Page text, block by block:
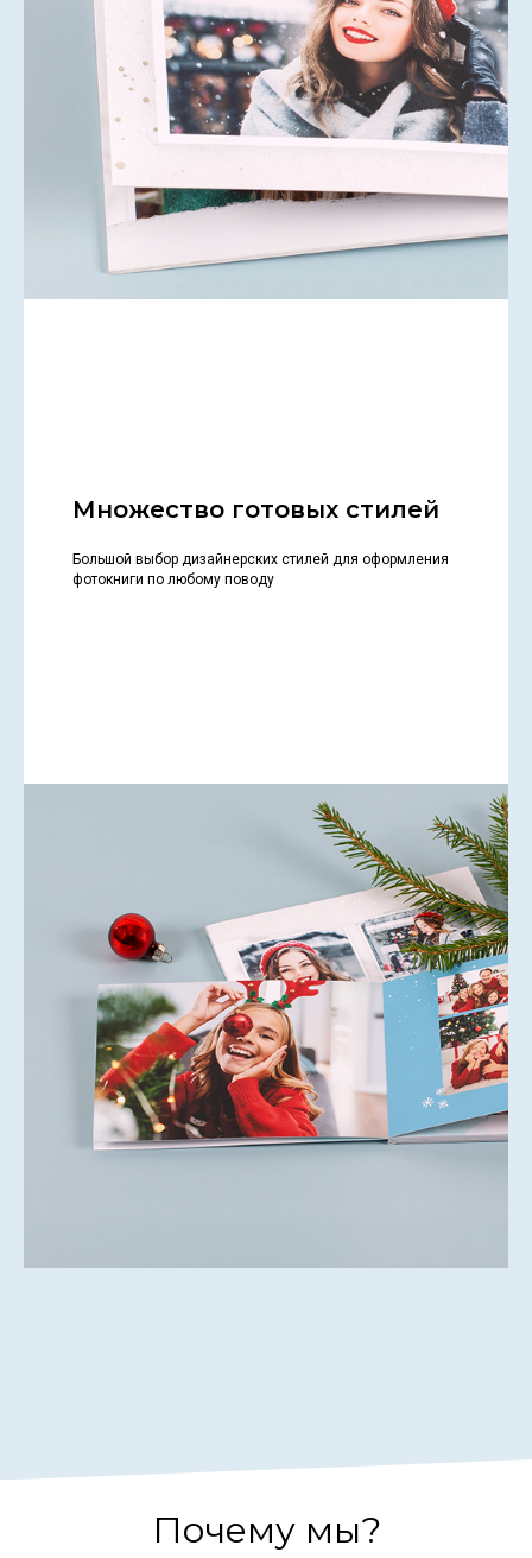
Множество готовых стилей
Большой выбор дизайнерских стилей для оформления
фотокниги по любому поводу
Почему мы?